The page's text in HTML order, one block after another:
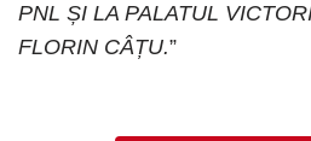
PNL ȘI LA PALATUL
FLORIN CÂȚU.”